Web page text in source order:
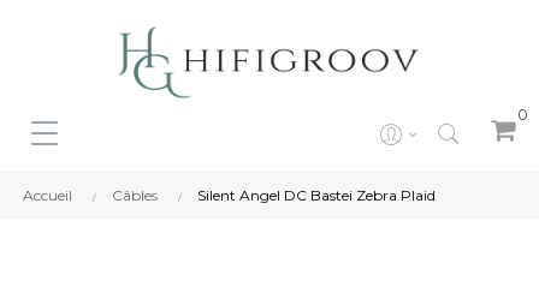
0
Accueil Câbles Silent Angel DC Bastei Zebra Plaid